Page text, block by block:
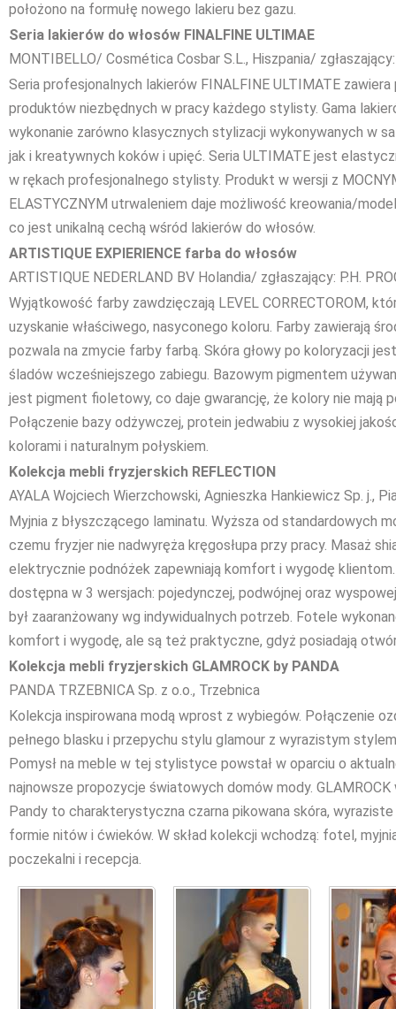
położono na formułę nowego lakieru bez gazu.
Seria lakierów do włosów FINALFINE ULTIMAE
MONTIBELLO/ Cosmética Cosbar S.L., Hiszpania/
Seria profesjonalnych lakierów FINALFINE ULTIMATE zawiera
produktów niezbędnych w pracy każdego stylisty. Gama
wykonanie zarówno klasycznych stylizacji wykonywanych w
jak i kreatywnych koków i upięć. Seria ULTIMATE jest
w rękach profesjonalnego stylisty. Produkt w wersji z
ELASTYCZNYM utrwaleniem daje możliwość kreowania/
co jest unikalną cechą wśród lakierów do włosów.
ARTISTIQUE EXPIERIENCE farba do włosów
ARTISTIQUE NEDERLAND BV Holandia/ zgłaszający: P.H.
Wyjątkowość farby zawdzięczają LEVEL CORRECTOROM,
uzyskanie właściwego, nasyconego koloru. Farby zawierają
pozwala na zmycie farby farbą. Skóra głowy po koloryzacji
śladów wcześniejszego zabiegu. Bazowym pigmentem
jest pigment fioletowy, co daje gwarancję, że kolory nie mają
Połączenie bazy odżywczej, protein jedwabiu z wysokiej
kolorami i naturalnym połyskiem.
Kolekcja mebli fryzjerskich REFLECTION
AYALA Wojciech Wierzchowski, Agnieszka Hankiewicz Sp. j.,
Myjnia z błyszczącego laminatu. Wyższa od standardowych
czemu fryzjer nie nadwyręża kręgosłupa przy pracy. Masaż
elektrycznie podnóżek zapewniają komfort i wygodę
dostępna w 3 wersjach: pojedynczej, podwójnej oraz
był zaaranżowany wg indywidualnych potrzeb. Fotele
komfort i wygodę, ale są też praktyczne, gdyż posiadają
Kolekcja mebli fryzjerskich GLAMROCK by PANDA
PANDA TRZEBNICA Sp. z o.o., Trzebnica
Kolekcja inspirowana modą wprost z wybiegów. Połączenie
pełnego blasku i przepychu stylu glamour z wyrazistym
Pomysł na meble w tej stylistyce powstał w oparciu o
najnowsze propozycje światowych domów mody.
Pandy to charakterystyczna czarna pikowana skóra,
formie nitów i ćwieków. W skład kolekcji wchodzą: fotel,
poczekalni i recepcja.